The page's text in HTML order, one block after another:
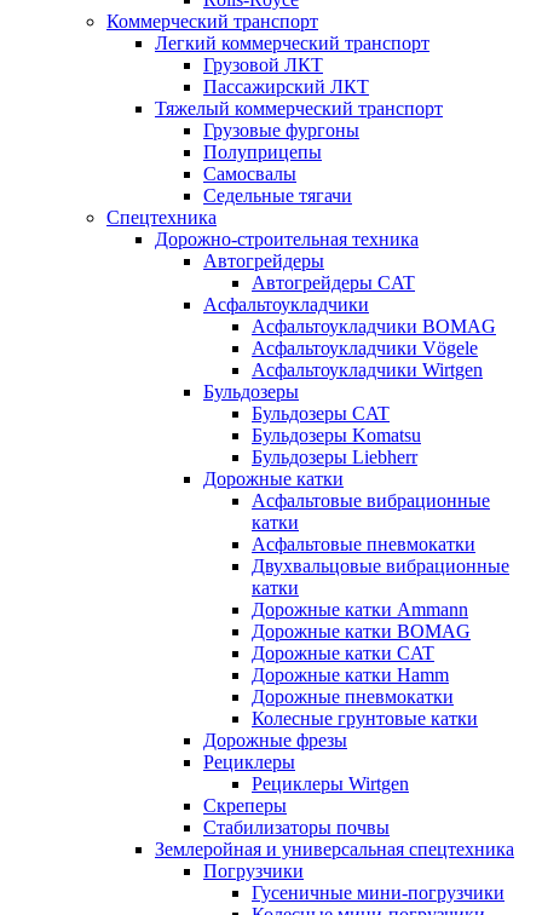
Коммерческий транспорт
Легкий коммерческий транспорт
Грузовой ЛКТ
Пассажирский ЛКТ
Тяжелый коммерческий транспорт
Грузовые фургоны
Полуприцепы
Самосвалы
Седельные тягачи
Спецтехника
Дорожно-строительная техника
Автогрейдеры
Автогрейдеры CAT
Асфальтоукладчики
Асфальтоукладчики BOMAG
Асфальтоукладчики Vögele
Асфальтоукладчики Wirtgen
Бульдозеры
Бульдозеры CAT
Бульдозеры Komatsu
Бульдозеры Liebherr
Дорожные катки
Асфальтовые вибрационные
катки
Асфальтовые пневмокатки
Двухвальцовые вибрационные
катки
Дорожные катки Ammann
Дорожные катки BOMAG
Дорожные катки CAT
Дорожные катки Hamm
Дорожные пневмокатки
Колесные грунтовые катки
Дорожные фрезы
Рециклеры
Рециклеры Wirtgen
Скреперы
Стабилизаторы почвы
Землеройная и универсальная спецтехника
Погрузчики
Гусеничные мини-погрузчики